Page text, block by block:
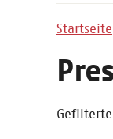
Startseite